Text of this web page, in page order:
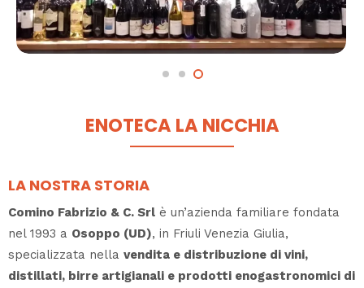
ENOTECA LA NICCHIA
LA NOSTRA STORIA
Comino Fabrizio & C. Srl è un’azienda familiare fondata
nel 1993 a Osoppo (UD), in Friuli Venezia Giulia,
specializzata nella vendita e distribuzione di vini,
distillati, birre artigianali e prodotti enogastronomici di